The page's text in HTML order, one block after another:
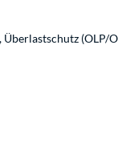
(OLP/